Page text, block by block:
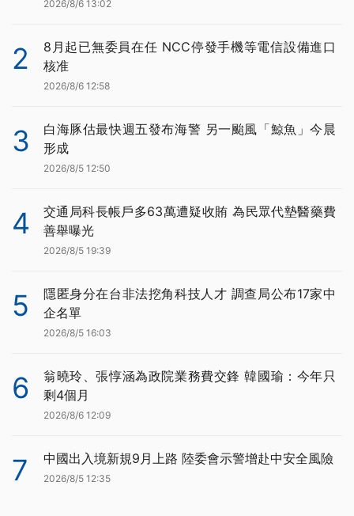
2026/8/6 13:02
2
8月起已無委員在任 NCC停發手機等電信設備進口
核准
2026/8/6 12:58
3
白海豚估最快週五發布海警 另一颱風「鯨魚」今晨
形成
2026/8/5 12:50
4
交通局科長帳戶多63萬遭疑收賄 為民眾代墊醫藥費
善舉曝光
2026/8/5 19:39
5
隱匿身分在台非法挖角科技人才 調查局公布17家中
企名單
2026/8/5 16:03
6
翁曉玲、張惇涵為政院業務費交鋒 韓國瑜：今年只
剩4個月
2026/8/6 12:09
7 中國出入境新規9月上路 陸委會示警增赴中安全風險
2026/8/5 12:35